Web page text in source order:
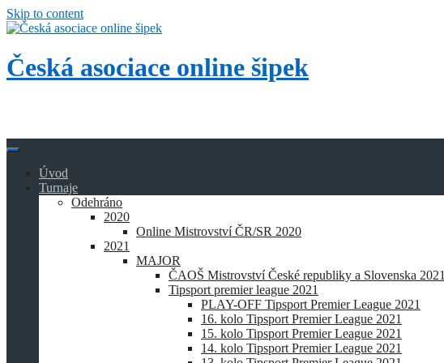
Skip to content
Česká asociace online šipek
Úvod
Turnaje
Odehráno
2020
Online Mistrovství ČR/SR 2020
2021
MAJOR
ČAOŠ Mistrovství České republiky a Slovenska 2021
Tipsport premier league 2021
PLAY-OFF Tipsport Premier League 2021
16. kolo Tipsport Premier League 2021
15. kolo Tipsport Premier League 2021
14. kolo Tipsport Premier League 2021